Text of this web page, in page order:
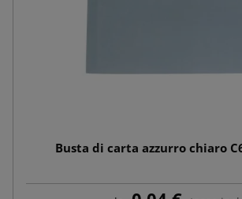
Busta di carta azzurro chiaro